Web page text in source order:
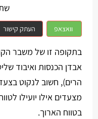
וואצאפ העתק קישור
בתקופה זו של משבר
אבדן הכנסות ואיבוד
הרים), חשוב לנקוט
מצעדים אילו יועילו
בטווח הארוך.